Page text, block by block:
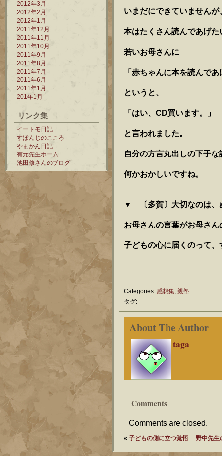
2012年3月
2012年2月
2012年1月
2011年12月
2011年11月
2011年10月
2011年9月
2011年8月
2011年7月
2011年6月
2011年1月
201年1月
リンク集
イートモ日記
すぽんじのこころ
やまかん日記
有元先生ホーム
池田修さんのブログ
いまだにできていません
本はたくさん読んであげた
若いお母さんに
「赤ちゃんに本を読んで
というと、
「はい、 CD買います。」
と言われました。
自分の方言丸出しの下手
何かおかしいですね。
▼ 〔多賀〕大切なのは、
お母さんの言葉がお母さ
子どもの心に届くのって
Categories: 感想集 親塾
タグ:
About The Author
taga
Comments
Comments are closed.
« 子どもの側に立つ覚悟 野中先生